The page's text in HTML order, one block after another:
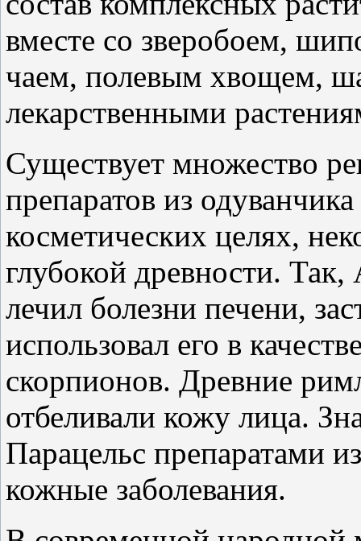
вместе со зверобоем,
чаем, полевым хвощем,
лекарственными
Существует множество
препаратов из
косметических целях,
глубокой древности.
лечил болезни печени,
использовал его в
скорпионов. Древние
отбеливали кожу лица.
Парацельс препаратами
кожные заболевания.